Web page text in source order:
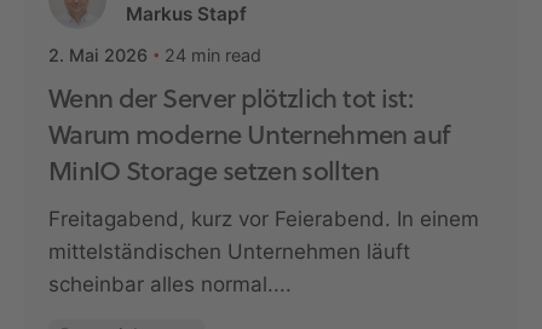
Markus Stapf
2. Mai 2026 24 min read
Wenn der Server plötzlich tot ist:
Warum moderne Unternehmen auf
MinIO Storage setzen sollten
Freitagabend, kurz vor Feierabend. In einem
mittelständischen Unternehmen läuft
scheinbar alles normal....